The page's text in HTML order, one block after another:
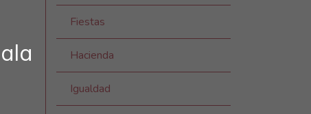
Fiestas
Hacienda
Igualdad